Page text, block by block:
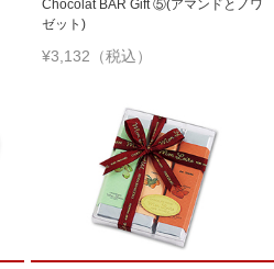
Chocolat BAR Gift ⑤(アマンドとノワ
ゼット)
¥3,132（税込）